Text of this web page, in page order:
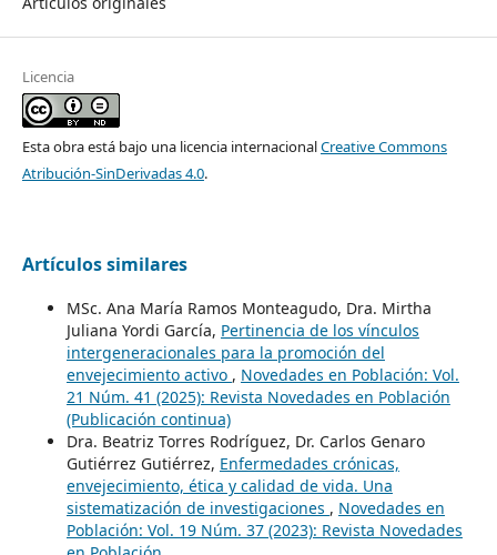
Licencia
Esta obra está bajo una licencia internacionalCreative Commons
Atribución-SinDerivadas 4.0.
Artículos similares
MSc. Ana María Ramos Monteagudo, Dra. Mirtha
Juliana Yordi García, Pertinencia de los vínculos
intergeneracionales para la promoción del
envejecimiento activo , Novedades en Población: Vol.
21 Núm. 41 (2025): Revista Novedades en Población
(Publicación continua)
Dra. Beatriz Torres Rodríguez, Dr. Carlos Genaro
Gutiérrez Gutiérrez, Enfermedades crónicas,
envejecimiento, ética y calidad de vida. Una
sistematización de investigaciones , Novedades en
Población: Vol. 19 Núm. 37 (2023): Revista Novedades